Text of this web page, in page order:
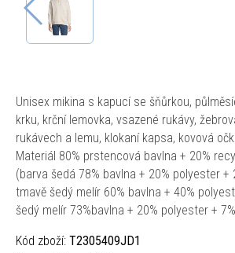
Unisex mikina s kapucí se šňůrkou,
krku, krční lemovka, vsazené rukávy,
rukávech a lemu, klokaní kapsa, kovová
Materiál 80% prstencová bavlna + 20%
(barva šedá 78% bavlna + 20% polyester +
tmavě šedý melír 60% bavlna + 40%
šedý melír 73%bavlna + 20% polyester +
Kód zboží: T2305409JD1